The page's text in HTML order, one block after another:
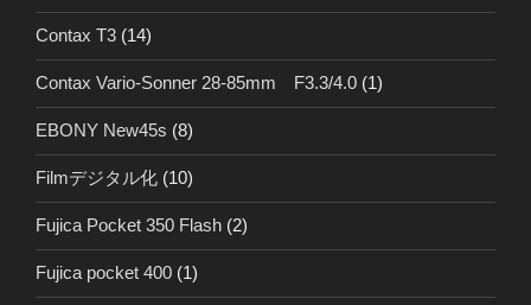
Contax T3 (14)
Contax Vario-Sonner 28-85mm F3.3/4.0 (1)
EBONY New45s (8)
Filmデジタル化 (10)
Fujica Pocket 350 Flash (2)
Fujica pocket 400 (1)